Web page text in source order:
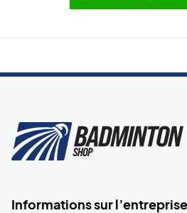
Informations sur l’entreprise